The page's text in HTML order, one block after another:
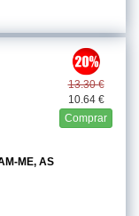
13.30 €
10.64 €
Comprar
ME, AS